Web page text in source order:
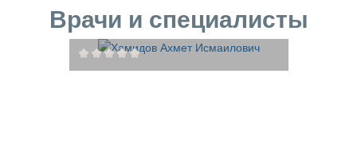
Врачи и специалисты